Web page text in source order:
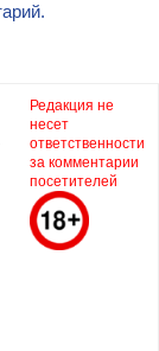
Редакция не
несет
ответственности
за комментарии
посетителей